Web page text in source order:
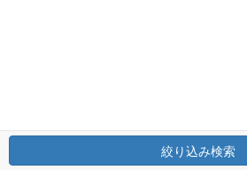
絞り込み検索